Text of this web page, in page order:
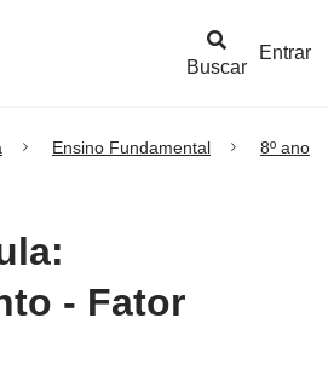
Buscar
Entrar
Ensino Fundamental 8º ano
- Fator